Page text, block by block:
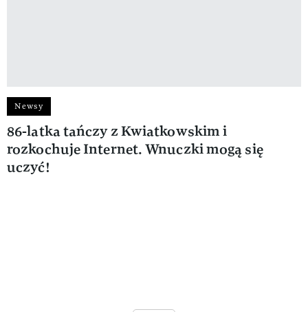
Newsy
86-latka tańczy z Kwiatkowskim i
rozkochuje Internet. Wnuczki mogą się
uczyć!